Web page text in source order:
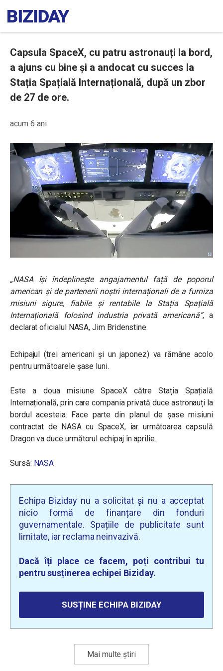
Capsula SpaceX, cu patru astronauți la bord,
a ajuns cu bine și a andocat cu succes la
Stația Spațială Internațională, după un zbor
de 27 de ore.
acum 6 ani
„NASA își îndeplinește angajamentul față de poporul
american și de partenerii noștri internaționali de a furniza
misiuni sigure, fiabile și rentabile la Stația Spațială
Internațională folosind industria privată americană”, a
declarat oficialul NASA, Jim Bridenstine.
Echipajul (trei americani și un japonez) va rămâne acolo
pentru următoarele șase luni.
Este a doua misiune SpaceX către Stația Spațială
Internațională, prin care compania privată duce astronauți la
bordul acesteia. Face parte din planul de șase misiuni
contractat de NASA cu SpaceX, iar următoarea capsulă
Dragon va duce următorul echipaj în aprilie.
Sursă: NASA
Echipa Biziday nu a solicitat și nu a acceptat
nicio formă de finanțare din fonduri
guvernamentale. Spațiile de publicitate sunt
limitate, iar reclama neinvazivă.
Dacă îți place ce facem, poți contribui tu
pentru susținerea echipei Biziday.
SUSȚINE ECHIPA BIZIDAY
Mai multe știri